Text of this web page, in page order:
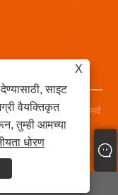
Co., Ltd सर्व
गोपनीयता धोरण
X
साइट
वैयक्तिकृत
तुम्ही आमच्या
धोरण